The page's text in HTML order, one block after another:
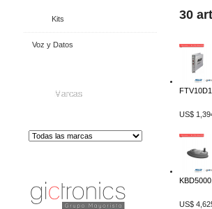
Kits
Voz y Datos
Marcas
30
US$
US$